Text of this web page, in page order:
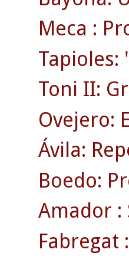
Meca :
Toni II:
Ovejero:
Ávila:
Boedo:
Amador :
Fabregat